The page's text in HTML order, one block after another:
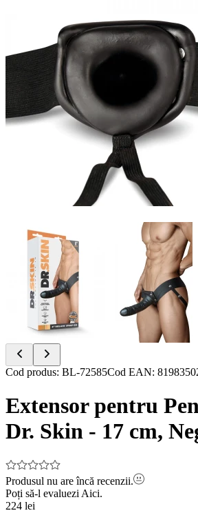
Item
of
Cod produs: BL-72585Cod EAN:
Extensor pentru
Dr. Skin - 17 cm,
Produsul nu are încă recenzii.
Poți să-l evaluezi Aici.
224 lei